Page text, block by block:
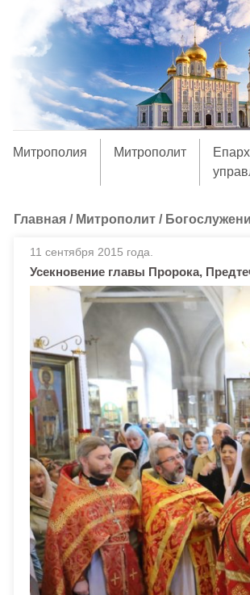
Митрополия Митрополит
Главная / Митрополит /
11 сентября 2015 года.
Усекновение главы Пророка,